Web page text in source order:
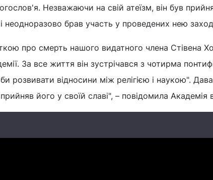
Незважаючи на свій атеїзм, він був
і неодноразово брав участь у проведених нею
про смерть нашого видатного члена Стівена
За все життя він зустрічався з чотирма
розвивати відносини між релігією і наукою".
його у своїй славі", – повідомила Академія